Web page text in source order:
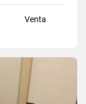
Venta